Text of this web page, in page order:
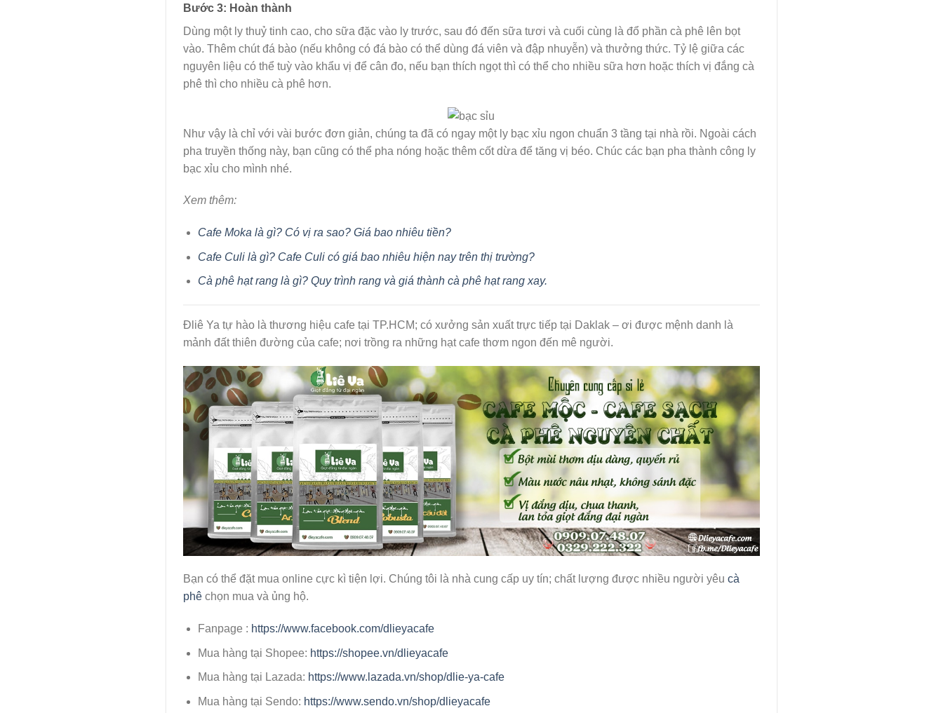
Bước 3: Hoàn thành
Dùng một ly thuỷ tinh cao, cho sữa đặc vào ly trước, sau đó đến sữa tươi và cuối cùng là đổ phần cà phê lên bọt
vào. Thêm chút đá bào (nếu không có đá bào có thể dùng đá viên và đập nhuyễn) và thưởng thức. Tỷ lệ giữa các
nguyên liệu có thể tuỳ vào khẩu vị để cân đo, nếu bạn thích ngọt thì có thể cho nhiều sữa hơn hoặc thích vị đắng cà
phê thì cho nhiều cà phê hơn.
Như vậy là chỉ với vài bước đơn giản, chúng ta đã có ngay một ly bạc xỉu ngon chuẩn 3 tầng tại nhà rồi. Ngoài cách
pha truyền thống này, bạn cũng có thể pha nóng hoặc thêm cốt dừa để tăng vị béo. Chúc các bạn pha thành công ly
bạc xỉu cho mình nhé.
Xem thêm:
Cafe Moka là gì? Có vị ra sao? Giá bao nhiêu tiền?
Cafe Culi là gì? Cafe Culi có giá bao nhiêu hiện nay trên thị trường?
Cà phê hạt rang là gì? Quy trình rang và giá thành cà phê hạt rang xay.
Đliê Ya tự hào là thương hiệu cafe tại TP.HCM; có xưởng sản xuất trực tiếp tại Daklak – ơi được mệnh danh là
mảnh đất thiên đường của cafe; nơi trồng ra những hạt cafe thơm ngon đến mê người.
Bạn có thể đặt mua online cực kì tiện lợi. Chúng tôi là nhà cung cấp uy tín; chất lượng được nhiều người yêu cà
phê chọn mua và ủng hộ.
Fanpage : https://www.facebook.com/dlieyacafe
Mua hàng tại Shopee: https://shopee.vn/dlieyacafe
Mua hàng tại Lazada: https://www.lazada.vn/shop/dlie-ya-cafe
Mua hàng tại Sendo: https://www.sendo.vn/shop/dlieyacafe